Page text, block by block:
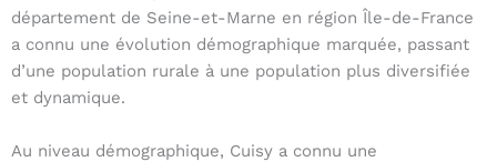
département de Seine-et-Marne en région Île-de-France
a connu une évolution démographique marquée, passant
d’une population rurale à une population plus diversifiée
et dynamique.
Au niveau démographique, Cuisy a connu une